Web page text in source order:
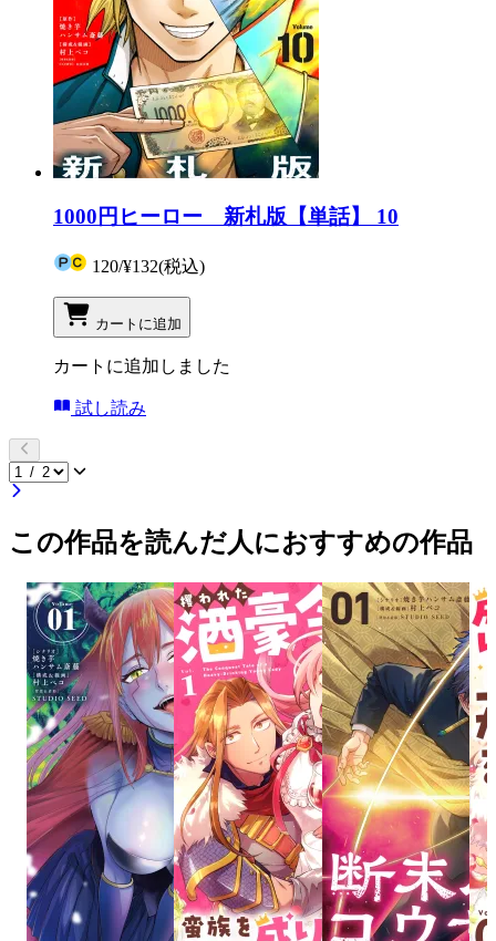
1000円ヒーロー 新札版【単話】 10
120/¥132(税込)
カートに追加
カートに追加しました
試し読み
この作品を読んだ人におすすめの作品